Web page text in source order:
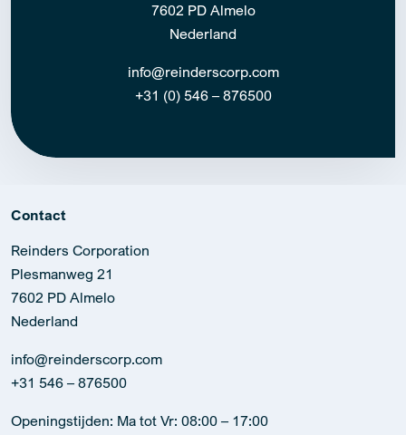
7602 PD Almelo
Nederland
info@reinderscorp.com
+31 (0) 546 – 876500
Contact
Reinders Corporation
Plesmanweg 21
7602 PD Almelo
Nederland
info@reinderscorp.com
+31 546 – 876500
Openingstijden: Ma tot Vr: 08:00 – 17:00